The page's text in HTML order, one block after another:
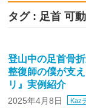
タグ : 足首 可
登山中の足首骨
整復師の僕が支
リ』実例紹介
2025年4月8日 Kaz